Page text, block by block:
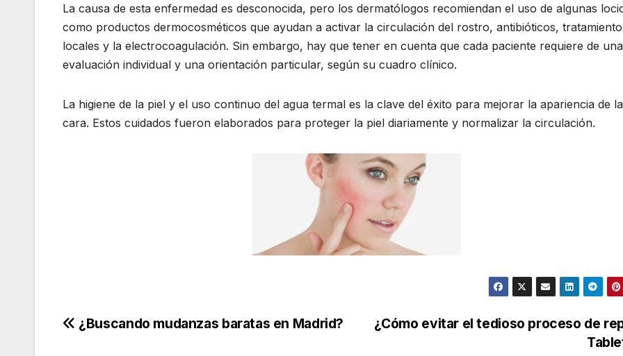
La causa de esta enfermedad es desconocida, pero los dermatólogos recomiendan el uso de algunas
como productos dermocosméticos que ayudan a activar la circulación del rostro, antibióticos,
locales y la electrocoagulación. Sin embargo, hay que tener en cuenta que cada paciente requiere de una
evaluación individual y una orientación particular, según su cuadro clínico.
La higiene de la piel y el uso continuo del agua termal es la clave del éxito para mejorar la apariencia de la
cara. Estos cuidados fueron elaborados para proteger la piel diariamente y normalizar la circulación.
Navegación
¿Cómo evitar el tedioso proceso de
¿Buscando mudanzas baratas en Madrid?